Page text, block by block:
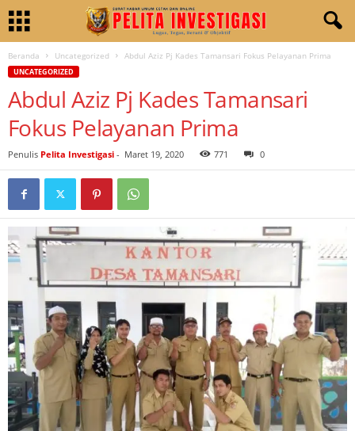
Beranda Uncategorized Abdul Aziz Pj Kades Tamansari Fokus Pelayanan Prima
UNCATEGORIZED
Abdul Aziz Pj Kades Tamansari
Fokus Pelayanan Prima
Penulis Pelita Investigasi - Maret 19, 2020 771 0